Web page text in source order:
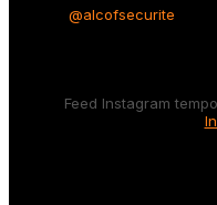
@alcofsecurite
Feed Instagram